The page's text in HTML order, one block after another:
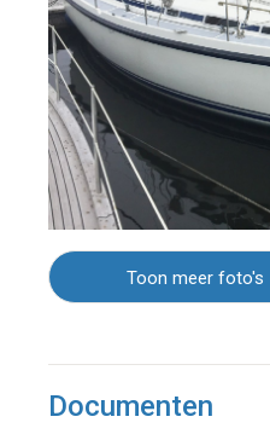
Toon meer foto's
Documenten